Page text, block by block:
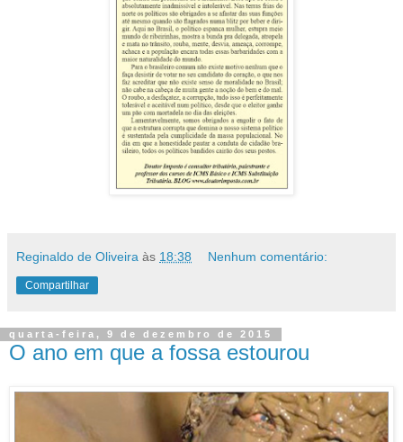
Reginaldo de Oliveira às 18:38 Nenhum comentário:
Compartilhar
quarta-feira, 9 de dezembro de 2015
O ano em que a fossa estourou